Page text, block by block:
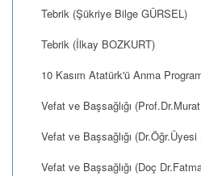
Tebrik (Şükriye Bilge GÜRSEL)
Tebrik (İlkay BOZKURT)
10 Kasım Atatürk'ü Anma
Vefat ve Başsağlığı
Vefat ve Başsağlığı
Vefat ve Başsağlığı (Doç